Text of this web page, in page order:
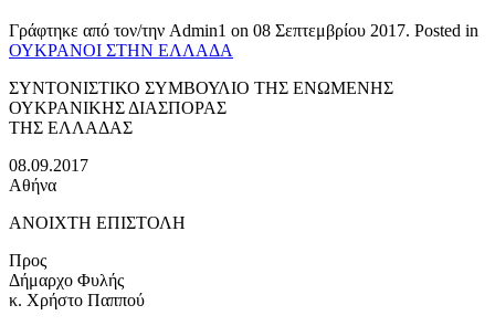
Γράφτηκε από τον/την Admin1 on 08 Σεπτεμβρίου 2017. Posted in
ΟΥΚΡΑΝΟΙ ΣΤΗΝ ΕΛΛΑΔΑ
ΣΥΝΤΟΝΙΣΤΙΚΟ ΣΥΜΒΟΥΛΙΟ ΤΗΣ ΕΝΩΜΕΝΗΣ
ΟΥΚΡΑΝΙΚΗΣ ΔΙΑΣΠΟΡΑΣ
ΤΗΣ ΕΛΛΑΔΑΣ
08.09.2017
Αθήνα
ΑΝΟΙΧΤΗ ΕΠΙΣΤΟΛΗ
Προς
Δήμαρχο Φυλής
κ. Χρήστο Παππού